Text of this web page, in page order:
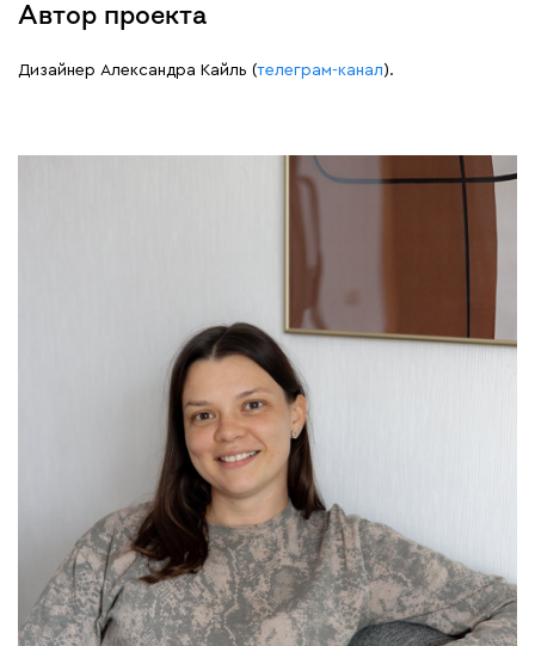
Автор проекта
Дизайнер Александра Кайль (телеграм-канал).